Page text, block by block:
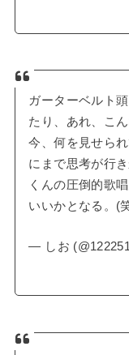
ガーターベルト
たり、あれ、こ
今、何を見せら
にまで思考が行
くんの圧倒的歌
いいかとなる。(
— しお